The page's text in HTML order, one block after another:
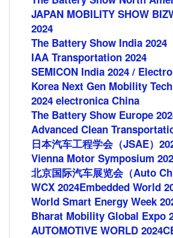
JAPAN MOBILITY SHOW
2024
The Battery Show India 2024
IAA Transportation 2024
SEMICON India 2024 /
Korea Next Gen Mobility
2024 electronica China
The Battery Show Europe
Advanced Clean
日本汽车工程学会（JSAE）
Vienna Motor Symposium
北京国际汽车展览会（Auto
WCX 2024Embedded World
World Smart Energy Week
Bharat Mobility Global Expo
AUTOMOTIVE WORLD 2024